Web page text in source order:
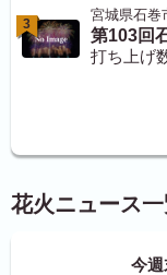
3
宮城県石巻
第103回
打ち上げ
花火ニュース
今